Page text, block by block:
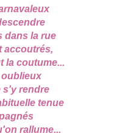
dans la rue
accoutrés,
la coutume...
s'y rendre
tenue
rallume...